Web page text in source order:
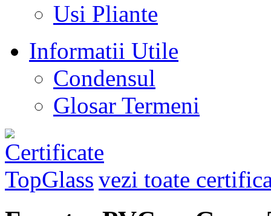
Usi Pliante
Informatii Utile
Condensul
Glosar Termeni
vezi toate